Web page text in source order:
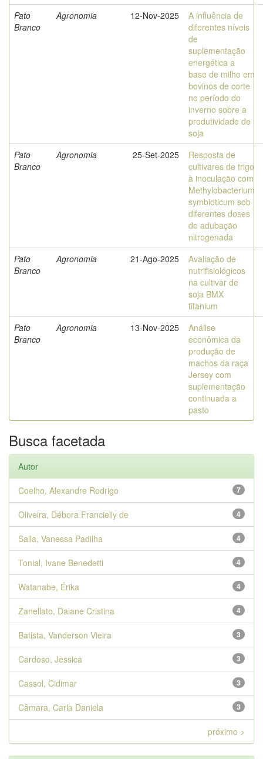
Pato
Branco
Agronomia 12-Nov-2025
A influência de
diferentes níveis
de
suplementação
energética a
base de milho em
bovinos de corte
no período do
inverno sobre a
produtividade de
soja
Pato
Branco
Agronomia 25-Set-2025
Resposta de
cultivares de trigo
à inoculação com
Methylobacterium
symbioticum sob
diferentes doses
de adubação
nitrogenada
Pato
Branco
Agronomia 21-Ago-2025
Avaliação de
nutrifisiológicos
na cultivar de
soja BMX
titanium
Pato
Branco
Agronomia 13-Nov-2025
Análise
econômica da
produção de
machos da raça
Jersey com
suplementação
continuada a
pasto
Busca facetada
Autor
7
Coelho, Alexandre Rodrigo
4
Oliveira, Débora Francielly de
4
Salla, Vanessa Padilha
4
Tonial, Ivane Benedetti
4
Watanabe, Érika
4
Zanellato, Daiane Cristina
3
Batista, Vanderson Vieira
3
Cardoso, Jessica
3
Cassol, Cidimar
3
Câmara, Carla Daniela
próximo >